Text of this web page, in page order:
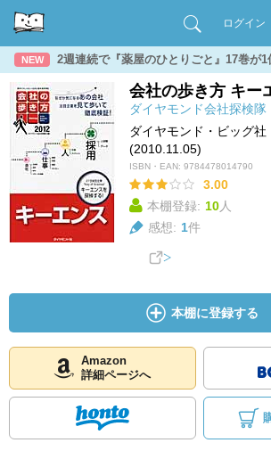
ログイン
NEW 2週連続で『薬屋のひとりごと』17巻が
会社の歩き方 キー
ダイヤモンド会社探検隊
ダイヤモンド・ビッグ社
(2010.11.05)
ISBN・EAN: 9784478014790
3.00
本棚登録: 10人
感想: 1件
本棚に登録する
Amazon
詳細ページへ